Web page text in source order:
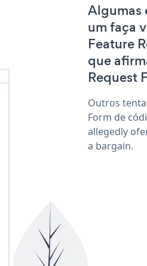
Algumas
um faça
Feature
que
Request
Outros
Form de
allegedly
a bargain.